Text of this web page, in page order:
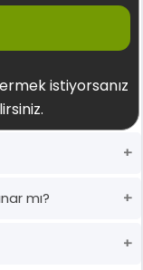
istiyorsanız
mı?